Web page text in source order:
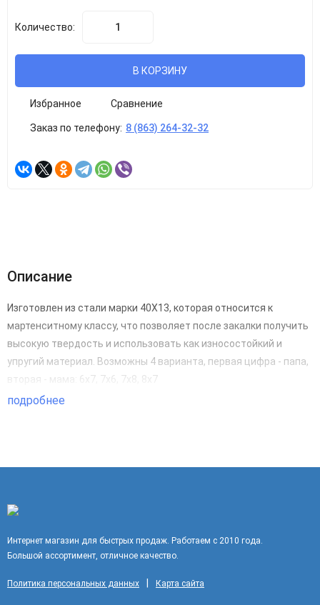
Количество:
В КОРЗИНУ
Избранное Сравнение
Заказ по телефону: 8 (863) 264-32-32
Описание
Изготовлен из стали марки 40Х13, которая относится к
мартенситному классу, что позволяет после закалки получить
высокую твердость и использовать как износостойкий и
упругий материал. Возможны 4 варианта, первая цифра - папа,
вторая - мама: 6х7, 7х6, 7х8, 8х7
подробнее
Интернет магазин для быстрых продаж. Работаем с 2010 года.
Большой ассортимент, отличное качество.
Политика персональных данных Карта сайта